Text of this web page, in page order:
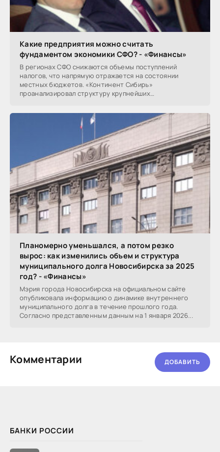
БАНКИ РОССИИ
Какие предприятия можно считать
фундаментом экономики СФО? - «Финансы»
В регионах СФО снижаются объемы поступлений
налогов, что напрямую отражается на состоянии
местных бюджетов. «Континент Сибирь»
проанализировал структуру крупнейших
Планомерно уменьшался, а потом резко
вырос: как изменились объем и структура
муниципального долга Новосибирска за 2025
год? - «Финансы»
Мэрия города Новосибирска на официальном сайте
опубликовала информацию о динамике внутреннего
муниципального долга в течение прошлого года.
Согласно представленным данным на 1 января 2026...
Комментарии ДОБАВИТЬ